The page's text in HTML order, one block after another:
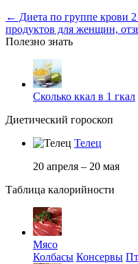
← Диета по группе крови
продуктов для женщин,
Полезно знать
Сколько ккал в 1 гкал
Диетический гороскоп
Телец
20 апреля – 20 мая
Таблица калорийности
Мясо
Колбасы Консервы